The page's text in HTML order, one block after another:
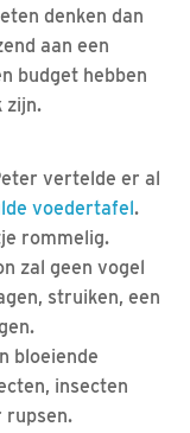
denken dan
aan een
budget hebben
zijn.
vertelde er al
voedertafel.
rommelig.
zal geen vogel
struiken, een
bloeiende
insecten
rupsen.